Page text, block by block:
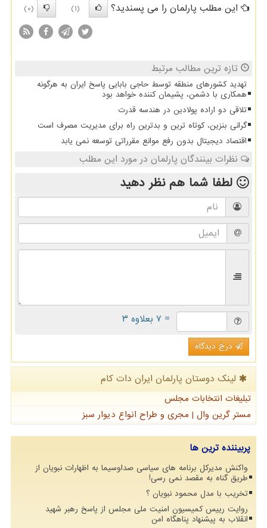
این مطلب پارلمان را می پسندید؟
(1)
(0)
تازه ترین مطالب مرتبط
تهدید کشورهای منطقه توسط حاجی بابایی پاسخ ایران به هرگونه
همکاری با دشمن، پشیمان کننده خواهد بود
تلاقی دو اراده پولادین در هندسه قدرت
گرانی بنزین، کوتاه ترین و بدترین راه برای مدیریت مصرف است
اقتصاد دیجیتال بدون رفع موانع مقرراتی توسعه نمی یابد
نظرات بینندگان پارلمان در مورد این مطلب
لطفا شما همنظر دهید
= ۷ بعلاوه ۳
درج دیدگاه
لینک دوستان پارلمان ایران دات كام
تبلیغات انتخابات مجلس
مستر گرین وال | مجری و طراح انواع دیوار سبز
پربیننده ترین ها
واکنش مدیرکل برنامه های سیاسی صداوسیما به اظهارات نبویان از
طریق گناه به مقصد نمی رسی!
تخریب با مدل محمود نبویان ؟
روایت رییس کمیسیون امنیت ملی مجلس از پاسخ رهبر شهید
انقلاب به پیشنهاد پناهگاه امن